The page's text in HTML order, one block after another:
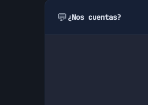
💬¿Nos cuentas?